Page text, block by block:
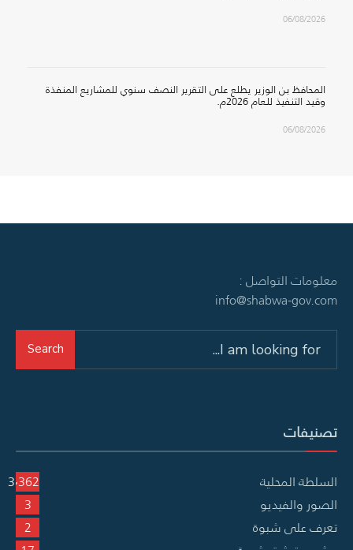
06/08/2026
المحافظ بن الوزير يطلع على التقرير النصف سنوي للمشاريع المنفذة
وقيد التنفيذ للعام 2026م.
06/08/2026
معلومات التواصل :
info@shabwa-gov.com
Search
تصنيفات
السلطة المحلية
3٬362
الصور والفيديو
3
تعرف على شبوة
2